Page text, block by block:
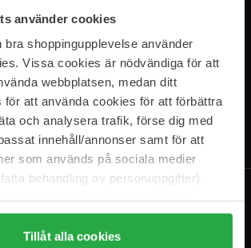
använder cookies
bra shoppingupplevelse använder
Vissa cookies är nödvändiga för att
webbplatsen, medan ditt
att använda cookies för att förbättra
och analysera trafik, förse dig med
innehåll/annonser samt för att
som används på sociala medier
behandling av personuppgifter).
på "Tillåt alla cookies" accepterar du
du under "Detaljer" kan anpassa
Tillåt alla cookies
PÅ VÅRA
accepterar du vårIntegritetspolicy.
som helst.